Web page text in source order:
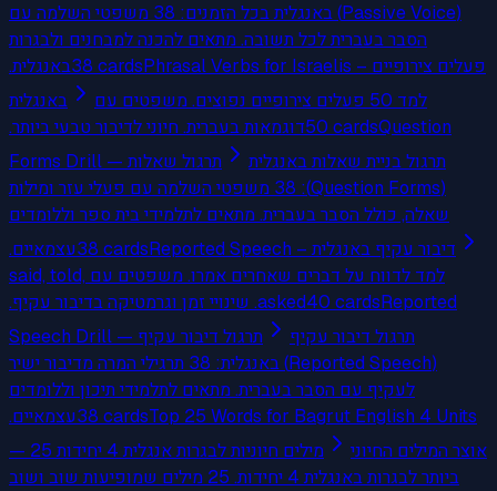
(Passive Voice) באנגלית בכל הזמנים: 38 משפטי השלמה עם
הסבר בעברית לכל תשובה. מתאים להכנה למבחנים ולבגרות
באנגלית.38 cardsPhrasal Verbs for Israelis – פעלים צירופיים
באנגלית
למד 50 פעלים צירופיים נפוצים. משפטים עם
דוגמאות בעברית. חיוני לדיבור טבעי ביותר.50 cardsQuestion
Forms Drill — תרגול שאלות
תרגול בניית שאלות באנגלית
(Question Forms): 38 משפטי השלמה עם פעלי עזר ומילות
שאלה, כולל הסבר בעברית. מתאים לתלמידי בית ספר וללומדים
עצמאיים.38 cards
Reported Speech – דיבור עקיף באנגלית
למד לדווח על דברים שאחרים אמרו. משפטים עם said, told,
asked. שינויי זמן וגרמטיקה בדיבור עקיף.40 cardsReported
Speech Drill — תרגול דיבור עקיף
תרגול דיבור עקיף
(Reported Speech) באנגלית: 38 תרגילי המרה מדיבור ישיר
לעקיף עם הסבר בעברית. מתאים לתלמידי תיכון וללומדים
עצמאיים.38 cardsTop 25 Words for Bagrut English 4 Units
— 25 מילים חיוניות לבגרות אנגלית 4 יחידות
אוצר המילים החיוני
ביותר לבגרות באנגלית 4 יחידות. 25 מילים שמופיעות שוב ושוב